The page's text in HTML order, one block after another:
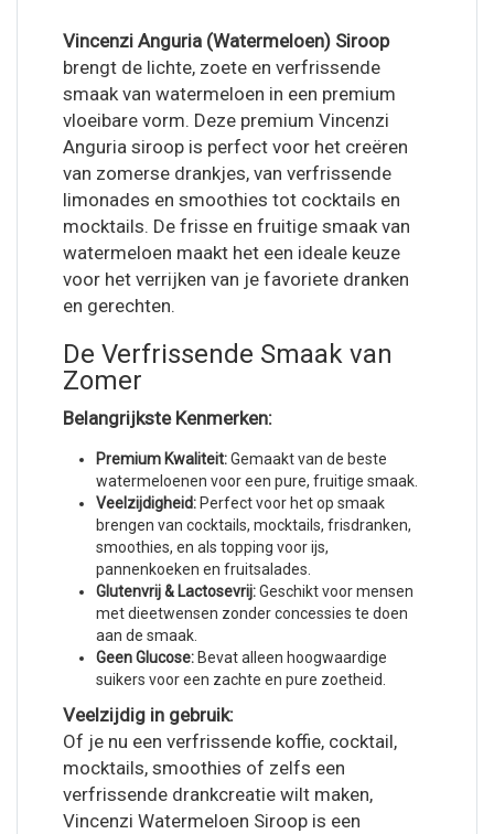
Vincenzi Anguria (Watermeloen) Siroop
brengt de lichte, zoete en verfrissende
smaak van watermeloen in een premium
vloeibare vorm. Deze premium Vincenzi
Anguria siroop is perfect voor het creëren
van zomerse drankjes, van verfrissende
limonades en smoothies tot cocktails en
mocktails. De frisse en fruitige smaak van
watermeloen maakt het een ideale keuze
voor het verrijken van je favoriete dranken
en gerechten.
De Verfrissende Smaak van
Zomer
Belangrijkste Kenmerken:
Premium Kwaliteit:Gemaakt van de beste
watermeloenen voor een pure, fruitige smaak.
Veelzijdigheid: Perfect voor het op smaak
brengen van cocktails, mocktails, frisdranken,
smoothies, en als topping voor ijs,
pannenkoeken en fruitsalades.
Glutenvrij & Lactosevrij:Geschikt voor mensen
met dieetwensen zonder concessies te doen
aan de smaak.
Geen Glucose: Bevat alleen hoogwaardige
suikers voor een zachte en pure zoetheid.
Veelzijdig in gebruik:
Of je nu een verfrissende koffie, cocktail,
mocktails, smoothies of zelfs een
verfrissende drankcreatie wilt maken,
Vincenzi Watermeloen Siroop is een